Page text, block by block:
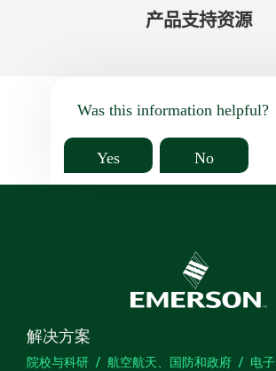
产品​支持​资源
Was this information helpful?
Yes No
解决方案
院校与科研 航空航天、国防和政府 电子